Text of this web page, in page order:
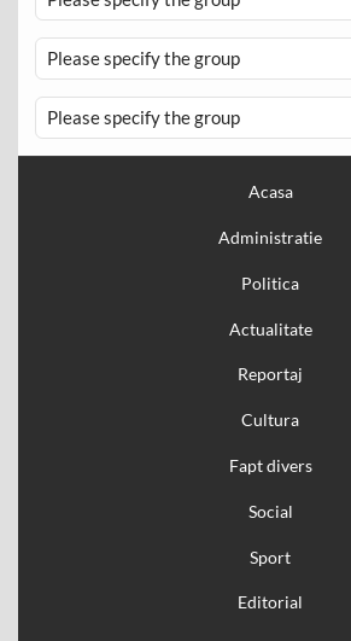
Please specify the group
Please specify the group
Acasa
Administratie
Politica
Actualitate
Reportaj
Cultura
Fapt divers
Social
Sport
Editorial